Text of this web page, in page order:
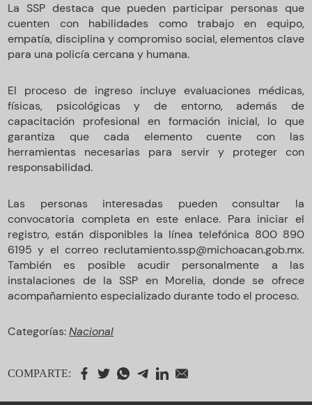
La SSP destaca que pueden participar personas que
cuenten con habilidades como trabajo en equipo,
empatía, disciplina y compromiso social, elementos clave
para una policía cercana y humana.
El proceso de ingreso incluye evaluaciones médicas,
físicas, psicológicas y de entorno, además de
capacitación profesional en formación inicial, lo que
garantiza que cada elemento cuente con las
herramientas necesarias para servir y proteger con
responsabilidad.
Las personas interesadas pueden consultar la
convocatoria completa en este enlace. Para iniciar el
registro, están disponibles la línea telefónica 800 890
6195 y el correo reclutamiento.ssp@michoacan.gob.mx.
También es posible acudir personalmente a las
instalaciones de la SSP en Morelia, donde se ofrece
acompañamiento especializado durante todo el proceso.
Categorías:Nacional
COMPARTE: